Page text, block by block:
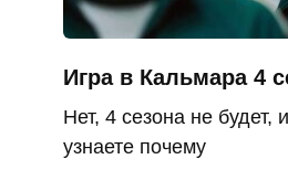
Игра в Кальмара 4
Нет, 4 сезона не
узнаете почему